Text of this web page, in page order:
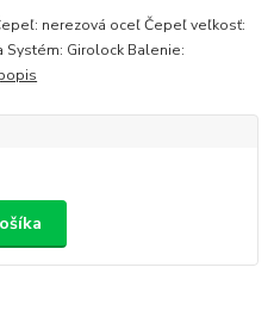
nerezová oceľ Čepeľ veľkosť:
Systém: Girolock Balenie: